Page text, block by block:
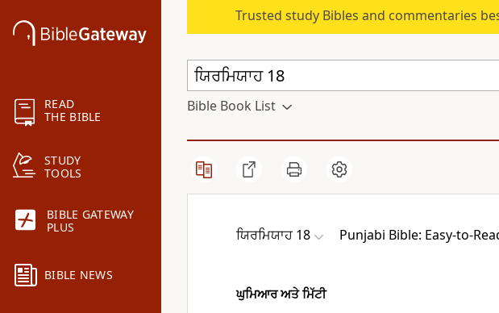
READ
THE BIBLE
STUDY
TOOLS
BIBLE GATEWAY
PLUS
BIBLE NEWS
Trusted study Bibles and commentaries
Bible Book List
ਯਿਰਮਿਯਾਹ 18 Punjabi Bible: Easy-to-
ਘੁਮਿਆਰ ਅਤੇ ਮਿੱਟੀ